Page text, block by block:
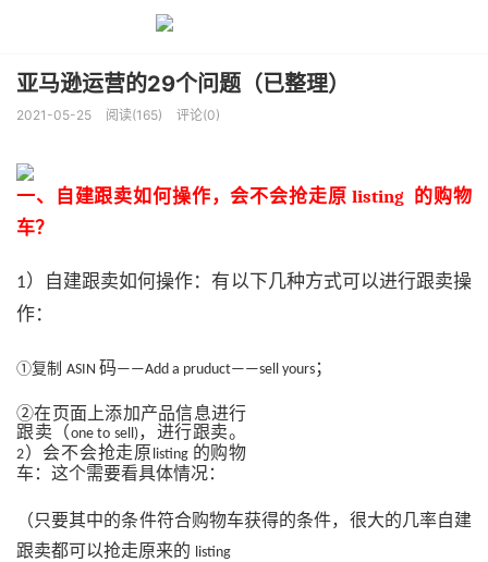
亚马逊运营的29个问题（已整理）
2021-05-25 阅读(165) 评论(0)
一、 自建跟卖如何操作，会不会抢走原listing 的购物
车？
1）自建跟卖如何操作：有以下几种方式可以进行跟卖操
作：
①复制 ASIN 码——Add a pruduct——sell yours ；
②在页面上添加产品信息进行
跟卖（one to sell)，进行跟卖。
2）会不会抢走原 listing 的购物
车：这个需要看具体情况：
（只要其中的条件符合购物车获得的条件，很大的几率自建
跟卖都可以抢走原来的 listing